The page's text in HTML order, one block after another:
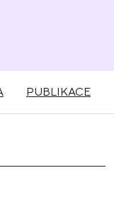
PUBLIKACE